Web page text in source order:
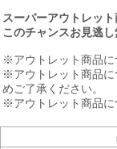
スーパーアウトレッ
このチャンスお見逃
※アウトレット商品に
※アウトレット商品に
めご了承ください。
※アウトレット商品に